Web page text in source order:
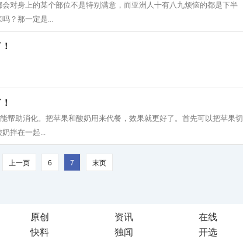
对身上的某个部位不是特别满意，而亚洲人十有八九烦恼的都是下半
？那一定是...
帮助消化。把苹果和酸奶用来代餐，效果就更好了。首先可以把苹果切
拌在一起...
上一页 6 7 末页
原创 资讯
在线
快料 独闻 开选